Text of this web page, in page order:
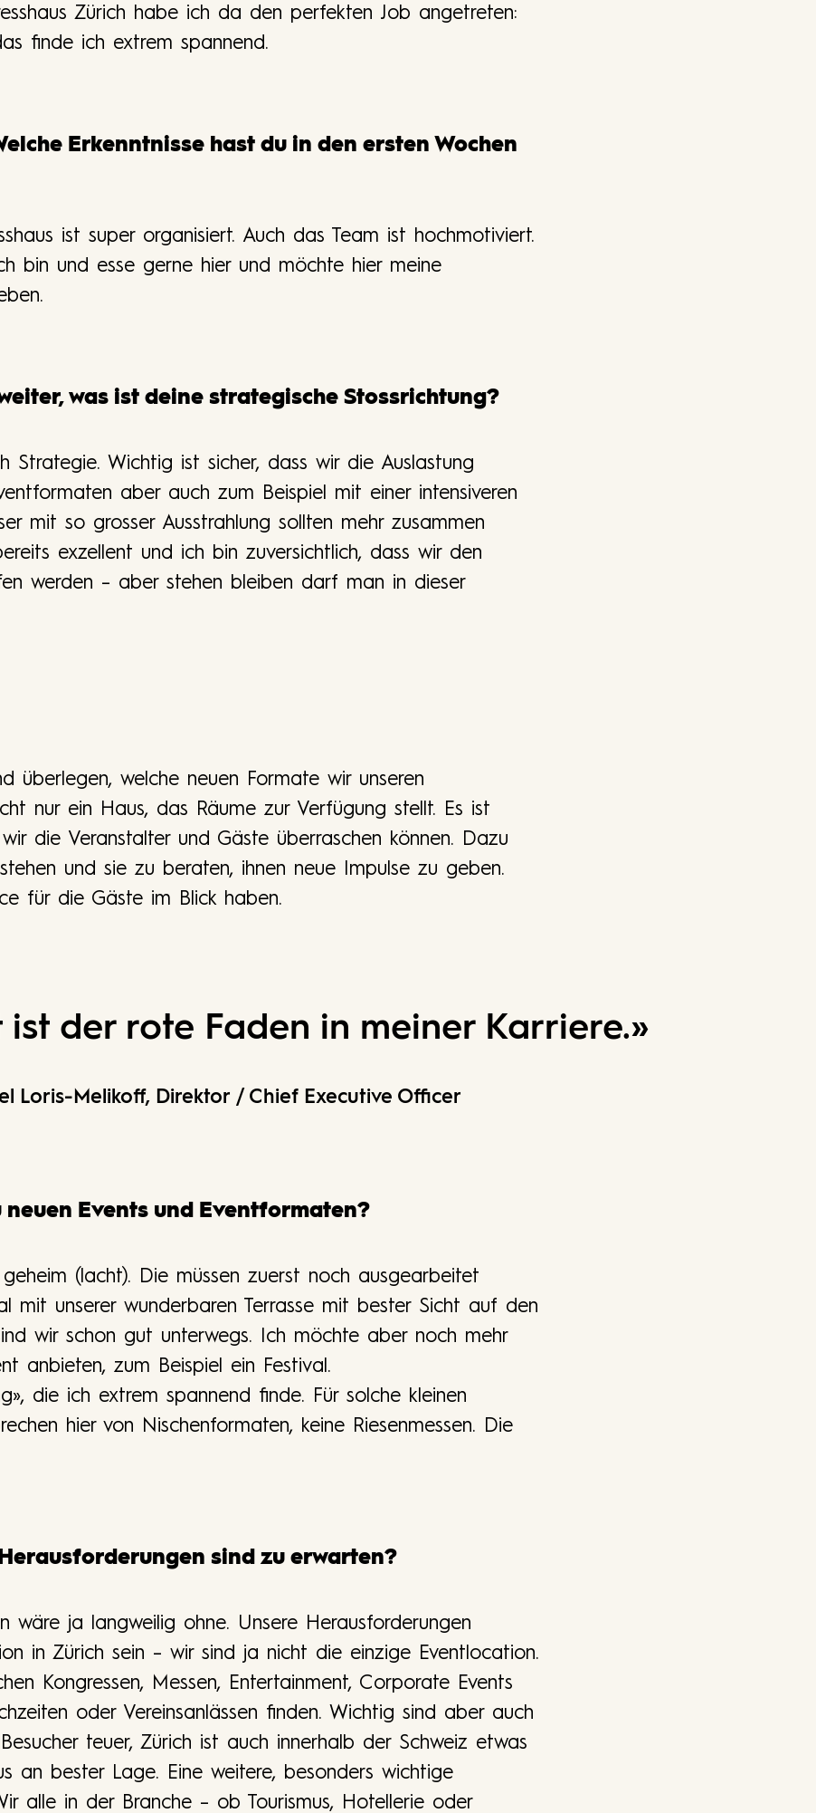
Zürich habe ich da den perfekten Job angetreten:
finde ich extrem spannend.
Erkenntnisse hast du in den ersten Wochen
ist super organisiert. Auch das Team ist hochmotiviert.
bin und esse gerne hier und möchte hier meine
was ist deine strategische Stossrichtung?
Strategie. Wichtig ist sicher, dass wir die Auslastung
aber auch zum Beispiel mit einer intensiveren
mit so grosser Ausstrahlung sollten mehr zusammen
exzellent und ich bin zuversichtlich, dass wir den
werden – aber stehen bleiben darf man in dieser
überlegen, welche neuen Formate wir unseren
nur ein Haus, das Räume zur Verfügung stellt. Es ist
die Veranstalter und Gäste überraschen können. Dazu
und sie zu beraten, ihnen neue Impulse zu geben.
für die Gäste im Blick haben.
ist der rote Faden in meiner Karriere.»
Loris-Melikoff, Direktor / Chief Executive Officer
Events und Eventformaten?
(lacht). Die müssen zuerst noch ausgearbeitet
mit unserer wunderbaren Terrasse mit bester Sicht auf den
wir schon gut unterwegs. Ich möchte aber noch mehr
anbieten, zum Beispiel ein Festival.
die ich extrem spannend finde. Für solche kleinen
hier von Nischenformaten, keine Riesenmessen. Die
sind zu erwarten?
wäre ja langweilig ohne. Unsere Herausforderungen
in Zürich sein – wir sind ja nicht die einzige Eventlocation.
Kongressen, Messen, Entertainment, Corporate Events
oder Vereinsanlässen finden. Wichtig sind aber auch
teuer, Zürich ist auch innerhalb der Schweiz etwas
an bester Lage. Eine weitere, besonders wichtige
alle in der Branche – ob Tourismus, Hotellerie oder